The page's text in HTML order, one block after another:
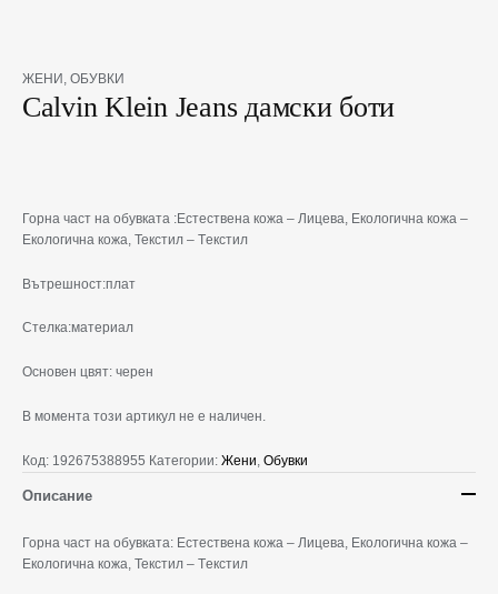
ЖЕНИ , ОБУВКИ
Calvin Klein Jeans дамски боти
Горна част на обувката :Естествена кожа – Лицева, Екологична кожа –
Eкологична кожа, Текстил – Tекстил
Вътрешност:плат
Стелка:материал
Основен цвят: черен
В момента този артикул не е наличен.
Код: 192675388955 Категории: Жени Обувки
Описание
Горна част на обувката: Естествена кожа – Лицева, Екологична кожа –
Eкологична кожа, Текстил – Tекстил